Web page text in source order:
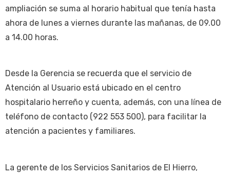
ampliación se suma al horario habitual que tenía hasta
ahora de lunes a viernes durante las mañanas, de 09.00
a 14.00 horas.
Desde la Gerencia se recuerda que el servicio de
Atención al Usuario está ubicado en el centro
hospitalario herreño y cuenta, además, con una línea de
teléfono de contacto (922 553 500), para facilitar la
atención a pacientes y familiares.
La gerente de los Servicios Sanitarios de El Hierro,